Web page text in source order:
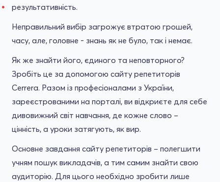
результативність.
Неправильний вибір загрожує втратою грошей,
часу, але, головне - знань як не було, так і немає.
Як же знайти його, єдиного та неповторного?
Зробіть це за допомогою сайту репетиторів
Cerrera. Разом із професіоналами з України,
зареєстрованими на порталі, ви відкриєте для себе
дивовижний світ навчання, де кожне слово –
цінність, а уроки затягують, як вир.
Основне завдання сайту репетиторів – полегшити
учням пошук викладачів, а тим самим знайти свою
аудиторію. Для цього необхідно зробити лише